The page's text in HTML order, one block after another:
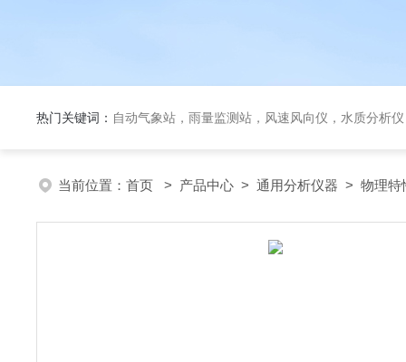
热门关键词： 自动气象站，雨量监测站，风速风向仪，水质分析
当前位置： 首页 > 产品中心 > 通用分析仪器 > 物理特